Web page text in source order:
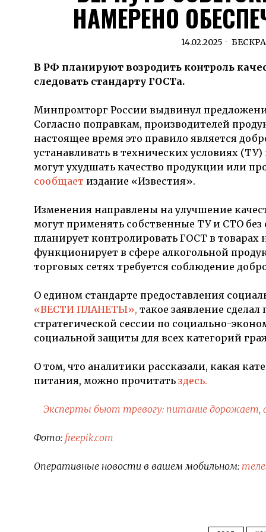
НАМЕРЕНО
14.02.2025
В РФ планируют возродить контроль
следовать стандарту ГОСТа.
Минпромторг России выдвинул
Согласно поправкам, производителей
настоящее время это правило является
устанавливать в технических условиях
могут ухудшать качество продукции или
сообщает издание «Известия».
Изменения направлены на улучшение
могут применять собственные ТУ и СТО
планирует контролировать ГОСТ в товарах
функционирует в сфере алкогольной
торговых сетях требуется соблюдение
О едином стандарте предоставления
«ВЕСТИ ПЛАНЕТЫ», такое заявление
стратегической сессии по социально-
социальной защиты для всех категорий
О том, что аналитики рассказали, какая
питания, можно прочитать здесь.
Эксперты бьют тревогу: питание дорожает,
Фото: freepik.com
Оперативные новости в вашем мобильном: